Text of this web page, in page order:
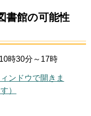
書館の可能性
時30分～17時
ンドウで開きま
）